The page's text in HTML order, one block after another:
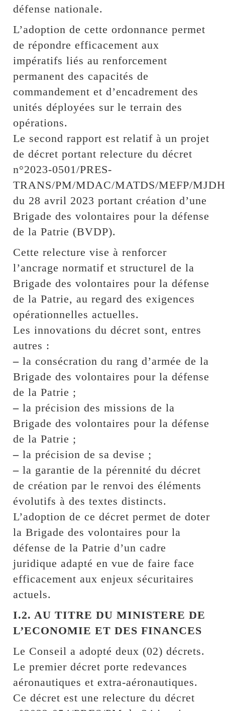
défense nationale.
L’adoption de cette ordonnance permet
de répondre efficacement aux
impératifs liés au renforcement
permanent des capacités de
commandement et d’encadrement des
unités déployées sur le terrain des
opérations.
Le second rapport est relatif à un projet
de décret portant relecture du décret
n°2023-0501/PRES-
TRANS/PM/MDAC/MATDS/MEFP/
du 28 avril 2023 portant création d’une
Brigade des volontaires pour la défense
de la Patrie (BVDP).
Cette relecture vise à renforcer
l’ancrage normatif et structurel de la
Brigade des volontaires pour la défense
de la Patrie, au regard des exigences
opérationnelles actuelles.
Les innovations du décret sont, entres
autres :
– la consécration du rang d’armée de la
Brigade des volontaires pour la défense
de la Patrie ;
– la précision des missions de la
Brigade des volontaires pour la défense
de la Patrie ;
– la précision de sa devise ;
– la garantie de la pérennité du décret
de création par le renvoi des éléments
évolutifs à des textes distincts.
L’adoption de ce décret permet de doter
la Brigade des volontaires pour la
défense de la Patrie d’un cadre
juridique adapté en vue de faire face
efficacement aux enjeux sécuritaires
actuels.
I.2. AU TITRE DU MINISTERE DE
L’ECONOMIE ET DES FINANCES
Le Conseil a adopté deux (02) décrets.
Le premier décret porte redevances
aéronautiques et extra-aéronautiques.
Ce décret est une relecture du décret